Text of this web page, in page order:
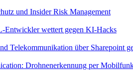
und Insider Risk Management
Entwickler wettert gegen KI-Hacks
Telekommunikation über Sharepoint
Drohnenerkennung per